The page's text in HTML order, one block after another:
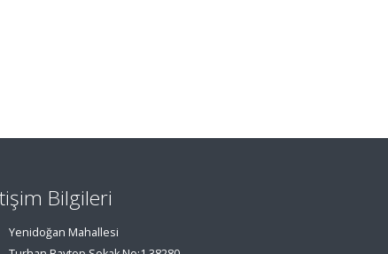
Bilgileri
Yenidoğan Mahallesi